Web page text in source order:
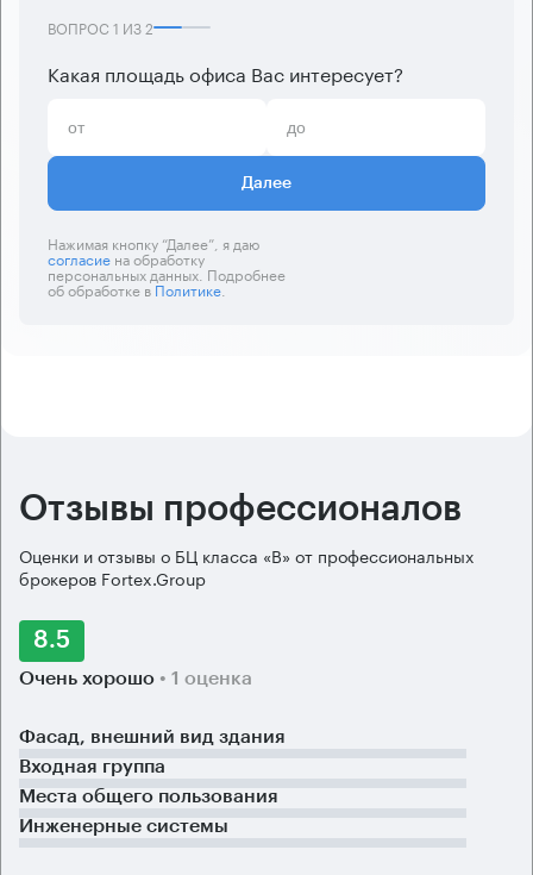
ВОПРОС 1 ИЗ2
Какая площадь офиса Вас интересует?
Далее
Нажимая кнопку “Далее”, я даю
согласиена обработку
персональных данных. Подробнее
об обработке вПолитике.
Отзывы профессионалов
Оценки и отзывы о БЦ класса «B» от профессиональных
брокеров Fortex.Group
8.5
Очень хорошо • 1 оценка
Фасад, внешний вид здания
Входная группа
Места общего пользования
Инженерные системы